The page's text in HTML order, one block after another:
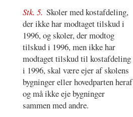
Stk. 5. Skoler med kostafdeling,
der ikke har modtaget tilskud i
1996, og skoler, der modtog
tilskud i 1996, men ikke har
modtaget tilskud til kostafdeling
i 1996, skal være ejer af skolens
bygninger eller hovedparten heraf
og må ikke eje bygninger
sammen med andre.